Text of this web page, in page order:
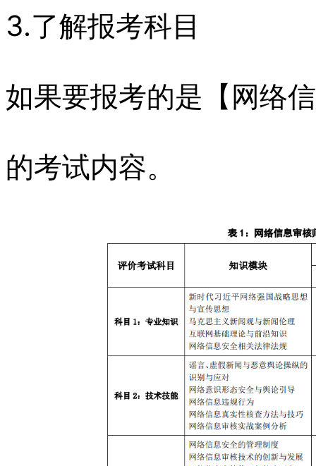
3.了解报考科目
如果要报考的是【网络
的考试内容。